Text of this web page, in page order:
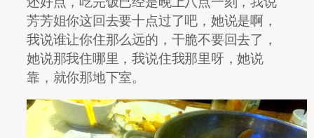
芳芳姐你这回去要十点过了吧，她说是啊，
我说谁让你住那么远的，干脆不要回去了，
她说那我住哪里，我说住我那里呀，她说
靠，就你那地下室。